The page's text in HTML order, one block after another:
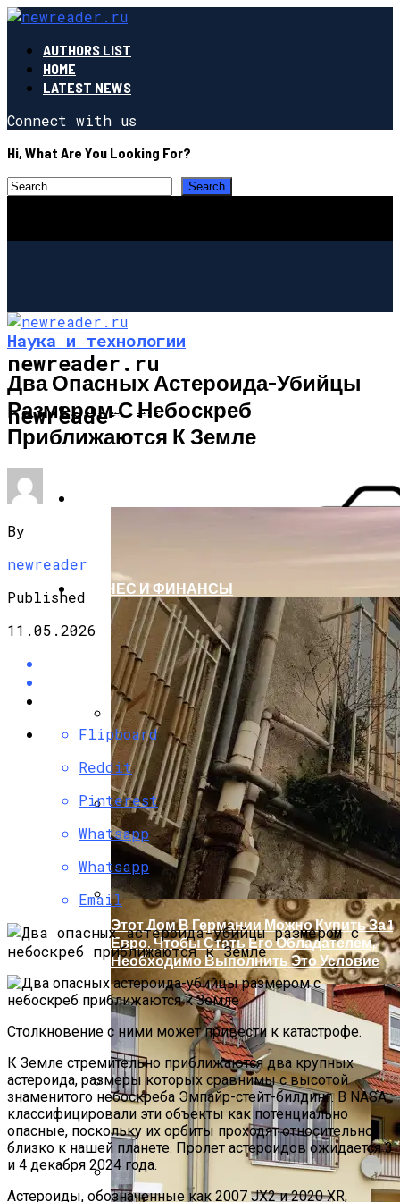
AUTHORS LIST
HOME
LATEST NEWS
Connect with us
Hi, What Are You Looking For?
newreader.ru
newreader.ru
СТРОИТЕЛЬСТВО И РЕМОНТ
Фасадные Работы Из Бетона:
Исполнение И Долговечность
Бетонные Плиты Для Теплоизоляции:
Возможности И Преимущества
Марсоход Curiosity Пробурил Красную
Планету. Фотографии
БИЗНЕС И ФИНАНСЫ
Этот Дом В Германии Можно Купить За 1
Евро. Чтобы Стать Его Обладателем,
Необходимо Выполнить Это Условие
Наука и технологии
Два Опасных Астероида-Убийцы
Размером С Небоскреб
Приближаются К Земле
By
newreader
Published
11.05.2026
Flipboard
Reddit
Pinterest
Whatsapp
Whatsapp
Email
Столкновение с ними может привести к катастрофе.
К Земле стремительно приближаются два крупных
астероида, размеры которых сравнимы с высотой
знаменитого небоскреба Эмпайр-стейт-билдинг. В NASA
классифицировали эти объекты как потенциально
опасные, поскольку их орбиты проходят относительно
близко к нашей планете. Пролет астероидов ожидается 3
и 4 декабря 2024 года.
Астероиды, обозначенные как 2007 JX2 и 2020 XR,